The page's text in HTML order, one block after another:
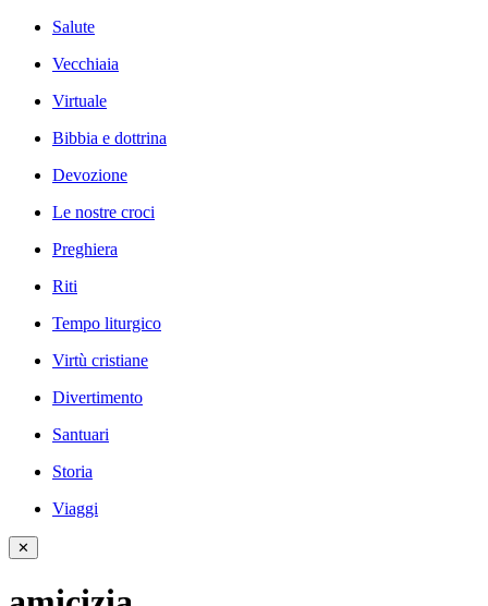
Salute
Vecchiaia
Virtuale
Bibbia e dottrina
Devozione
Le nostre croci
Preghiera
Riti
Tempo liturgico
Virtù cristiane
Divertimento
Santuari
Storia
Viaggi
✕